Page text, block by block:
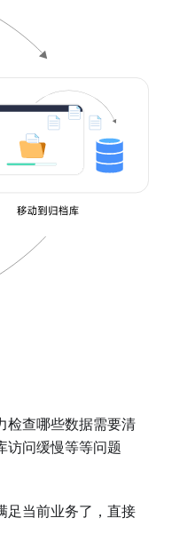
检查哪些数据需要清
访问缓慢等等问题
足当前业务了，直接